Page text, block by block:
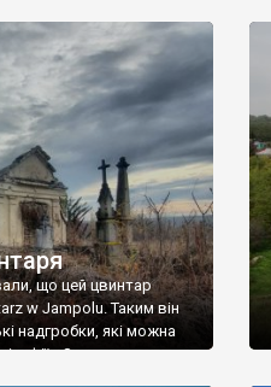
бо то улюблений
ціла колекція
невелике, […]
що цей цвинтар
w Jampolu. Таким він
надгробки, які можна
Загалом цвинтар